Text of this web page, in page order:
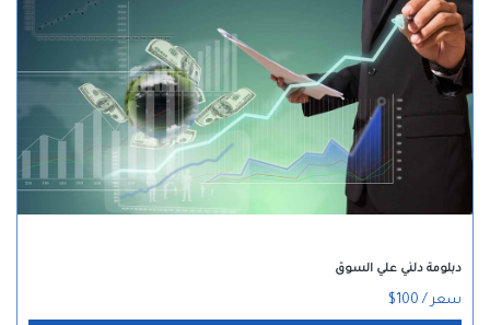
دبلومة دلني علي السوق
سعر / 100$